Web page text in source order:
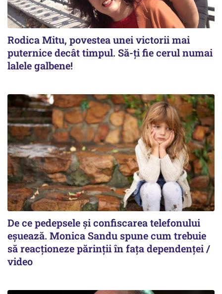
Rodica Mitu, povestea unei victorii mai
puternice decât timpul. Să-ți fie cerul numai
lalele galbene!
De ce pedepsele și confiscarea telefonului
eșuează. Monica Sandu spune cum trebuie
să reacționeze părinții în fața dependenței /
video